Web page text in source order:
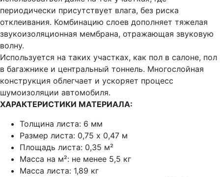
периодически присутствует влага, без риска
отклеивания. Комбинацию слоев дополняет тяжелая
звукоизоляционная мембрана, отражающая звуковую
волну.
Используется на таких участках, как пол в салоне, пол
в багажнике и центральный тоннель. Многослойная
конструкция облегчает и ускоряет процесс
шумоизоляции автомобиля.
ХАРАКТЕРИСТИКИ МАТЕРИАЛА:
Толщина листа: 6 мм
Размер листа: 0,75 х 0,47 м
Площадь листа: 0,35 м²
Масса на м²: не менее 5,5 кг
Масса листа: 1,89 кг